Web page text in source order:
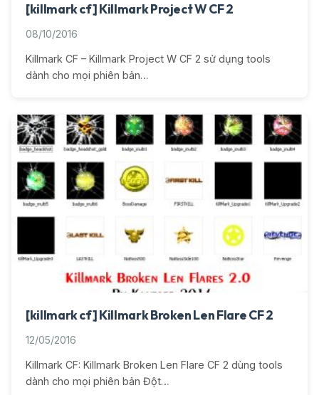
[killmark cf] Killmark Project W CF 2
08/10/2016
Killmark CF – Killmark Project W CF 2 sử dụng tools
dành cho mọi phiên bản…
[killmark cf] Killmark Broken Len Flare CF 2
12/05/2016
Killmark CF: Killmark Broken Len Flare CF 2 dùng tools
dành cho mọi phiên bản Đột…